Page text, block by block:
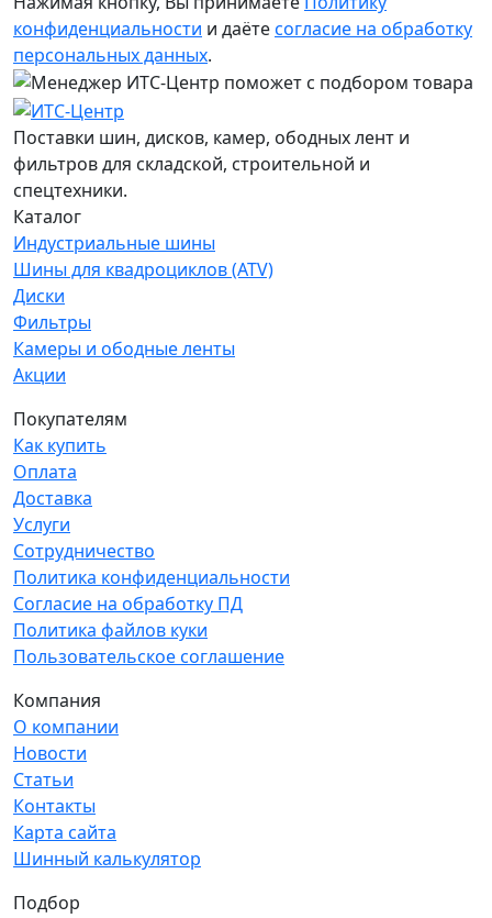
конфиденциальности и даётесогласие на обработку
персональных данных.
Поставки шин, дисков, камер, ободных лент и
фильтров для складской, строительной и
спецтехники.
Каталог
Индустриальные шины
Шины для квадроциклов (ATV)
Диски
Фильтры
Камеры и ободные ленты
Акции
Покупателям
Как купить
Оплата
Доставка
Услуги
Сотрудничество
Политика конфиденциальности
Согласие на обработку ПД
Политика файлов куки
Пользовательское соглашение
Компания
О компании
Новости
Статьи
Контакты
Карта сайта
Шинный калькулятор
Подбор